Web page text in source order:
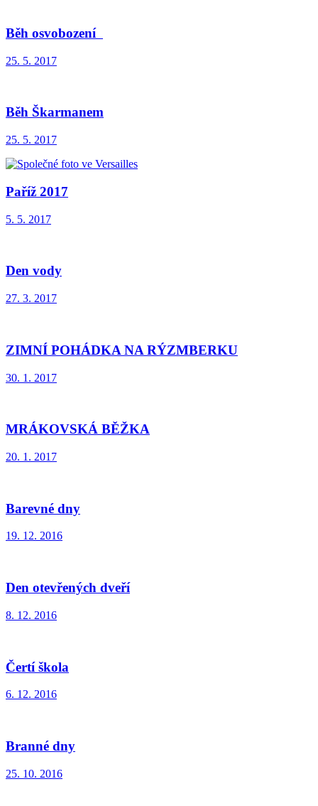
Běh osvobození
25. 5. 2017
Běh Škarmanem
25. 5. 2017
Paříž 2017
5. 5. 2017
Den vody
27. 3. 2017
ZIMNÍ POHÁDKA NA RÝZMBERKU
30. 1. 2017
MRÁKOVSKÁ BĚŽKA
20. 1. 2017
Barevné dny
19. 12. 2016
Den otevřených dveří
8. 12. 2016
Čertí škola
6. 12. 2016
Branné dny
25. 10. 2016